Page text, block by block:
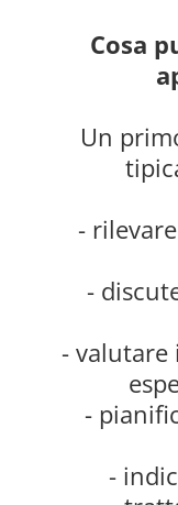
Cosa
Un
-
-
- valutare
-
-